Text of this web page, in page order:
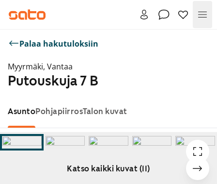
Palaa hakutuloksiin
Myyrmäki, Vantaa
Putouskuja 7 B
AsuntoPohjapiirrosTalon kuvat
Katso kaikki kuvat (11)